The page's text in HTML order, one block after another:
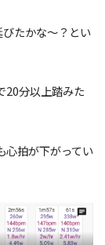
たかな〜？とい
20分以上踏みた
心拍が下がってい